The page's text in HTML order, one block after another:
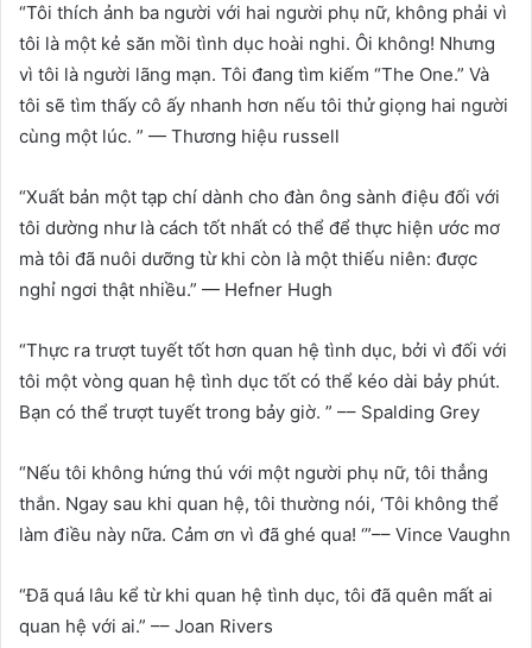
“Tôi thích ảnh ba người với hai người phụ nữ, không phải vì
tôi là một kẻ săn mồi tình dục hoài nghi. Ôi không! Nhưng
vì tôi là người lãng mạn. Tôi đang tìm kiếm “The One.” Và
tôi sẽ tìm thấy cô ấy nhanh hơn nếu tôi thử giọng hai người
cùng một lúc. ” — Thương hiệu russell
“Xuất bản một tạp chí dành cho đàn ông sành điệu đối với
tôi dường như là cách tốt nhất có thể để thực hiện ước mơ
mà tôi đã nuôi dưỡng từ khi còn là một thiếu niên: được
nghỉ ngơi thật nhiều.” — Hefner Hugh
“Thực ra trượt tuyết tốt hơn quan hệ tình dục, bởi vì đối với
tôi một vòng quan hệ tình dục tốt có thể kéo dài bảy phút.
Bạn có thể trượt tuyết trong bảy giờ. ” –– Spalding Grey
“Nếu tôi không hứng thú với một người phụ nữ, tôi thẳng
thắn. Ngay sau khi quan hệ, tôi thường nói, ‘Tôi không thể
làm điều này nữa. Cảm ơn vì đã ghé qua! ‘”–– Vince Vaughn
“Đã quá lâu kể từ khi quan hệ tình dục, tôi đã quên mất ai
quan hệ với ai.” –– Joan Rivers